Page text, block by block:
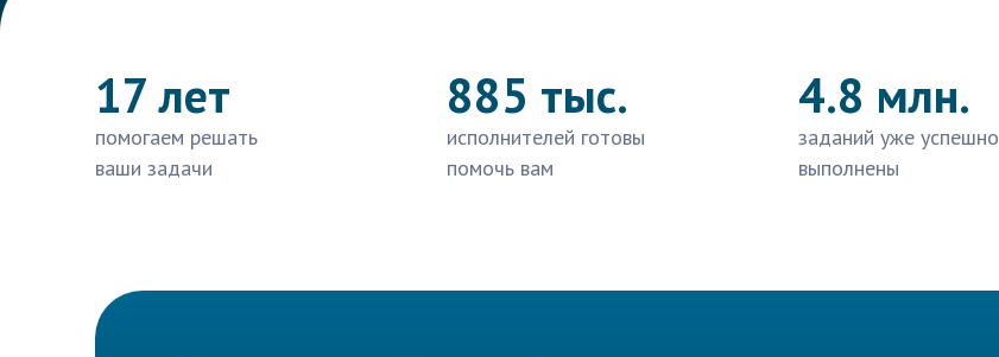
17 лет
помогаем решать
ваши задачи
885 тыс.
исполнителей готовы
помочь вам
4.8 млн.
заданий уже успешно
выполнены